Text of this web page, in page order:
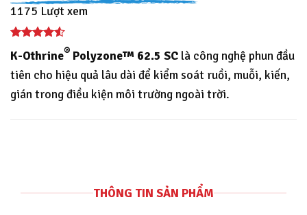
1175 Lượt xem
K-Othrine® Polyzone™ 62.5 SC là công nghệ phun đầu
tiên cho hiệu quả lâu dài để kiểm soát ruồi, muỗi, kiến,
gián trong điều kiện môi trường ngoài trời.
THÔNG TIN SẢN PHẨM